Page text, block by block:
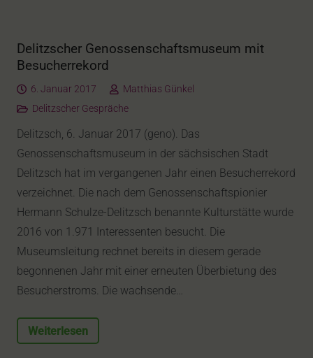
Delitzscher Genossenschaftsmuseum mit
Besucherrekord
6. Januar 2017
Matthias Günkel
Delitzscher Gespräche
Delitzsch, 6. Januar 2017 (geno). Das
Genossenschaftsmuseum in der sächsischen Stadt
Delitzsch hat im vergangenen Jahr einen Besucherrekord
verzeichnet. Die nach dem Genossenschaftspionier
Hermann Schulze-Delitzsch benannte Kulturstätte wurde
2016 von 1.971 Interessenten besucht. Die
Museumsleitung rechnet bereits in diesem gerade
begonnenen Jahr mit einer erneuten Überbietung des
Besucherstroms. Die wachsende…
Weiterlesen